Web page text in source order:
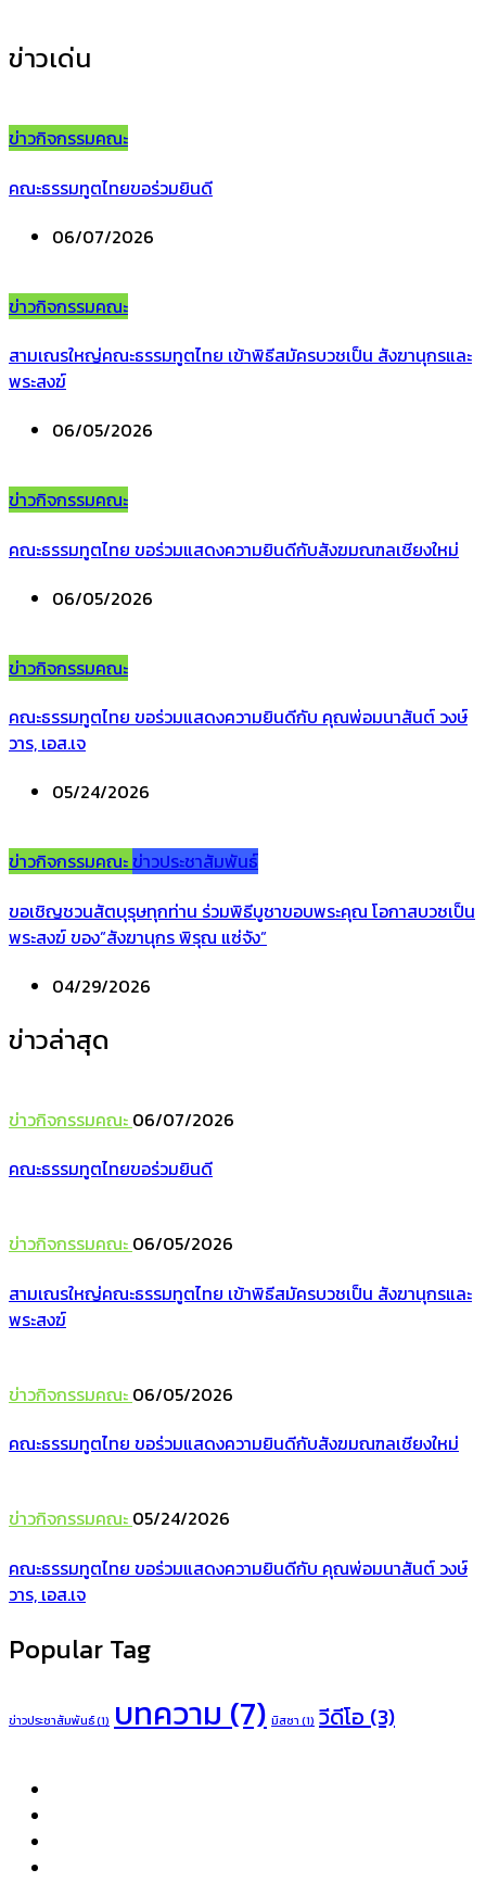
ข่าวเด่น
ข่าวกิจกรรมคณะ
คณะธรรมทูตไทยขอร่วมยินดี
06/07/2026
ข่าวกิจกรรมคณะ
สามเณรใหญ่คณะธรรมทูตไทย เข้าพิธีสมัครบวชเป็น สังฆานุกรและ
พระสงฆ์
06/05/2026
ข่าวกิจกรรมคณะ
คณะธรรมทูตไทย ขอร่วมแสดงความยินดีกับสังฆมณฑลเชียงใหม่
06/05/2026
ข่าวกิจกรรมคณะ
คณะธรรมทูตไทย ขอร่วมแสดงความยินดีกับ คุณพ่อมนาสันต์ วงษ์
วาร, เอส.เจ
05/24/2026
ข่าวกิจกรรมคณะ ข่าวประชาสัมพันธ์
ขอเชิญชวนสัตบุรุษทุกท่าน ร่วมพิธีบูชาขอบพระคุณ โอกาสบวชเป็น
พระสงฆ์ ของ”สังฆานุกร พิรุณ แซ่จัง”
04/29/2026
ข่าวล่าสุด
ข่าวกิจกรรมคณะ 06/07/2026
คณะธรรมทูตไทยขอร่วมยินดี
ข่าวกิจกรรมคณะ 06/05/2026
สามเณรใหญ่คณะธรรมทูตไทย เข้าพิธีสมัครบวชเป็น สังฆานุกรและ
พระสงฆ์
ข่าวกิจกรรมคณะ 06/05/2026
คณะธรรมทูตไทย ขอร่วมแสดงความยินดีกับสังฆมณฑลเชียงใหม่
ข่าวกิจกรรมคณะ 05/24/2026
คณะธรรมทูตไทย ขอร่วมแสดงความยินดีกับ คุณพ่อมนาสันต์ วงษ์
วาร, เอส.เจ
Popular Tag
ข่าวประชาสัมพันธ์(1) บทความ(7) มิสซา(1) วีดีโอ (3)